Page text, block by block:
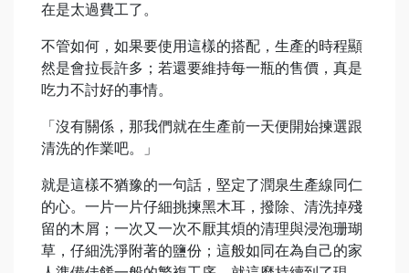
在是太過費工了。
不管如何，如果要使用這樣的搭配，生產的時程顯
然是會拉長許多；若還要維持每一瓶的售價，真是
吃力不討好的事情。
「沒有關係，那我們就在生產前一天便開始揀選跟
清洗的作業吧。」
就是這樣不猶豫的一句話，堅定了潤泉生產線同仁
的心。一片一片仔細挑揀黑木耳，撥除、清洗掉殘
留的木屑；一次又一次不厭其煩的清理與浸泡珊瑚
草，仔細洗淨附著的鹽份；這般如同在為自己的家